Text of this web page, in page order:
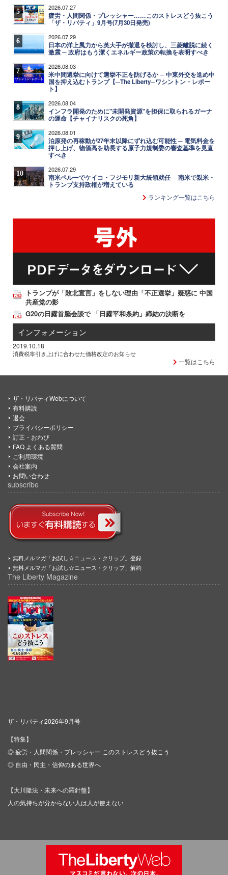
5 2026.07.27
疲労・人間関係・プレッシャー……このストレスどう抜こう
「ザ・リバティ」9月号(7月30日発売)
6 2026.07.29
日本の洋上風力から英大手が撤退を検討し、三菱離脱に続く
激震 ─ 政府はもう潔くエネルギー政策の転換を表明すべき
7 2026.08.03
米中間選挙に向けて選挙不正を防げるか ─ 中東外交を進め中
国を抑え込むトランプ【─The Liberty─ワシントン・レポー
ト】
8 2026.08.04
インフラ開発のために"未開発資源"を担保に取られるガーナ
の運命【チャイナリスクの死角】
9 2026.08.01
泊原発の再稼動が27年末以降にずれ込む可能性 ─ 電気料金を
押し上げ、物価高を助長する原子力規制委の審査基準を見直
すべき
10 2026.07.29
南米ペルーでケイコ・フジモリ新大統領就任 ─ 南米で親米・
トランプ支持政権が増えている
ランキング一覧はこちら
トランプが「敗北宣言」をしない理由「不正選挙」疑惑に 中国
共産党の影
G20の日露首脳会談で 「日露平和条約」締結の決断を
インフォメーション
2019.10.18
消費税率引き上げに合わせた価格改定のお知らせ
一覧はこちら
ザ・リバティWebについて
有料購読
退会
プライバシーポリシー
訂正・おわび
FAQ よくある質問
ご利用環境
会社案内
お問い合わせ
subscribe
無料メルマガ「お試し☆ニュース・クリップ」登録
無料メルマガ「お試し☆ニュース・クリップ」解約
The Liberty Magazine
ザ・リバティ2026年9月号
【特集】
◎ 疲労・人間関係・プレッシャー このストレスどう抜こう
◎ 自由・民主・信仰のある世界へ
【大川隆法・未来への羅針盤】
人の気持ちが分からない人は人が使えない